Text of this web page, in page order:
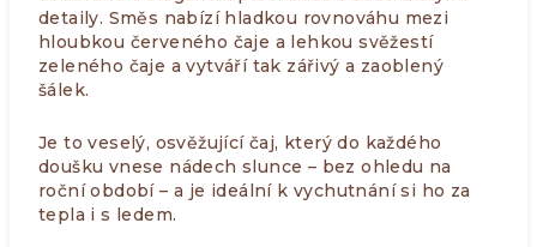
detaily. Směs nabízí hladkou rovnováhu mezi
hloubkou červeného čaje a lehkou svěžestí
zeleného čaje a vytváří tak zářivý a zaoblený
šálek.
Je to veselý, osvěžující čaj, který do každého
doušku vnese nádech slunce – bez ohledu na
roční období – a je ideální k vychutnání si ho za
tepla i s ledem.